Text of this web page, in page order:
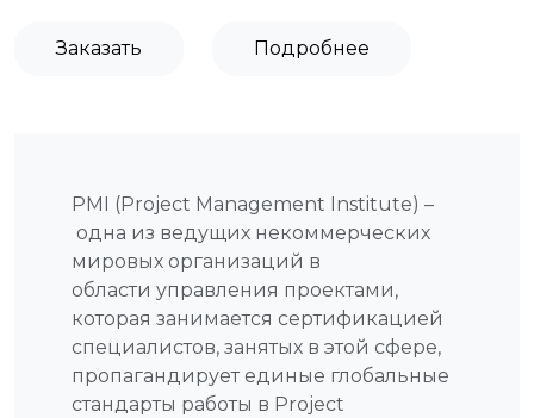
Заказать Подробнее
PMI (Project Management Institute) –
одна из ведущих некоммерческих
мировых организаций в
области управления проектами,
которая занимается сертификацией
специалистов, занятых в этой сфере,
пропагандирует единые глобальные
стандарты работы в Project